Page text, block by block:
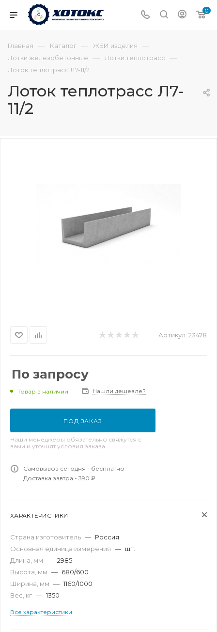
0
Главная — Каталог — ЖБИ изделия —
Лотки железобетонные — Лотки теплотрасс —
Лоток теплотрасс Л7-11/2
Лоток теплотрасс Л7-
11/2
Артикул: 23478
По запросу
Товар в наличии Нашли дешевле?
ПОД ЗАКАЗ
Наши менеджеры обязательно свяжутся с
вами и уточнят условия заказа
Самовывоз сегодня - бесплатно
Доставка завтра - 390 ₽
ХАРАКТЕРИСТИКИ
Страна изготовитель — Россия
Основная единица измерения — шт.
Длина, мм — 2985
Высота, мм — 680/600
Ширина, мм — 1160/1000
Вес, кг — 1350
Все характеристики